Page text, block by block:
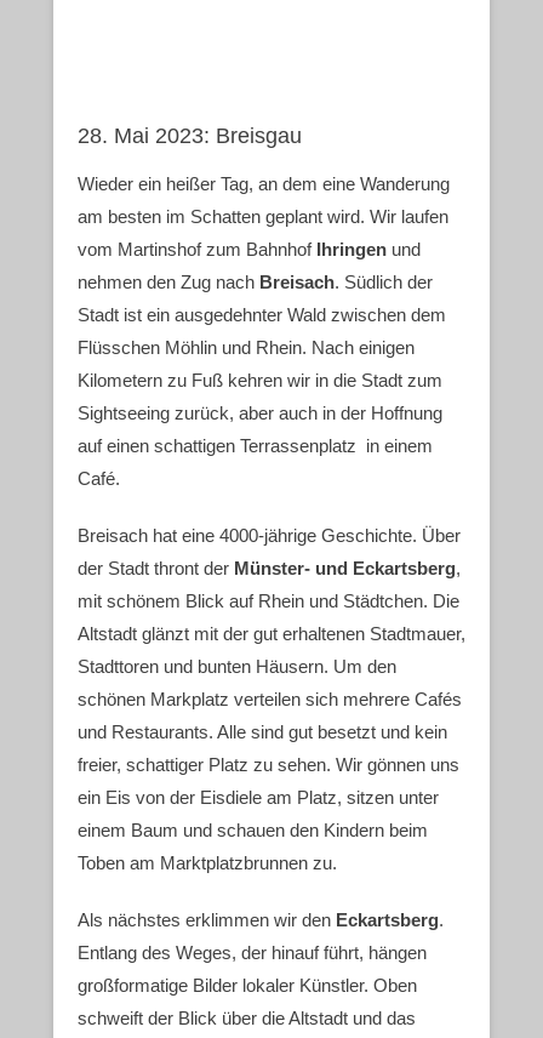
28. Mai 2023: Breisgau
Wieder ein heißer Tag, an dem eine Wanderung
am besten im Schatten geplant wird. Wir laufen
vom Martinshof zum Bahnhof Ihringen und
nehmen den Zug nach Breisach. Südlich der
Stadt ist ein ausgedehnter Wald zwischen dem
Flüsschen Möhlin und Rhein. Nach einigen
Kilometern zu Fuß kehren wir in die Stadt zum
Sightseeing zurück, aber auch in der Hoffnung
auf einen schattigen Terrassenplatz in einem
Café.
Breisach hat eine 4000-jährige Geschichte. Über
der Stadt thront der Münster- und Eckartsberg,
mit schönem Blick auf Rhein und Städtchen. Die
Altstadt glänzt mit der gut erhaltenen Stadtmauer,
Stadttoren und bunten Häusern. Um den
schönen Markplatz verteilen sich mehrere Cafés
und Restaurants. Alle sind gut besetzt und kein
freier, schattiger Platz zu sehen. Wir gönnen uns
ein Eis von der Eisdiele am Platz, sitzen unter
einem Baum und schauen den Kindern beim
Toben am Marktplatzbrunnen zu.
Als nächstes erklimmen wir den Eckartsberg.
Entlang des Weges, der hinauf führt, hängen
großformatige Bilder lokaler Künstler. Oben
schweift der Blick über die Altstadt und das